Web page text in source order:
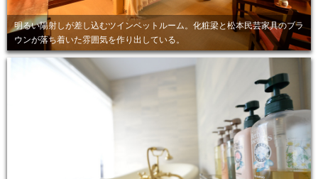
明るい陽射しが差し込むツインベットルーム。化粧梁と松本民芸家具のブラ
ウンが落ち着いた雰囲気を作り出している。